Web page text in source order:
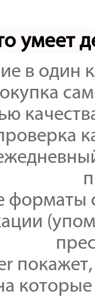
умеет
в один
форматы
покажет,